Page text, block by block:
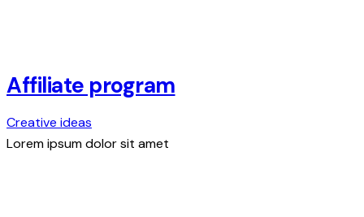
Affiliate program
Creative ideas
Lorem ipsum dolor sit amet